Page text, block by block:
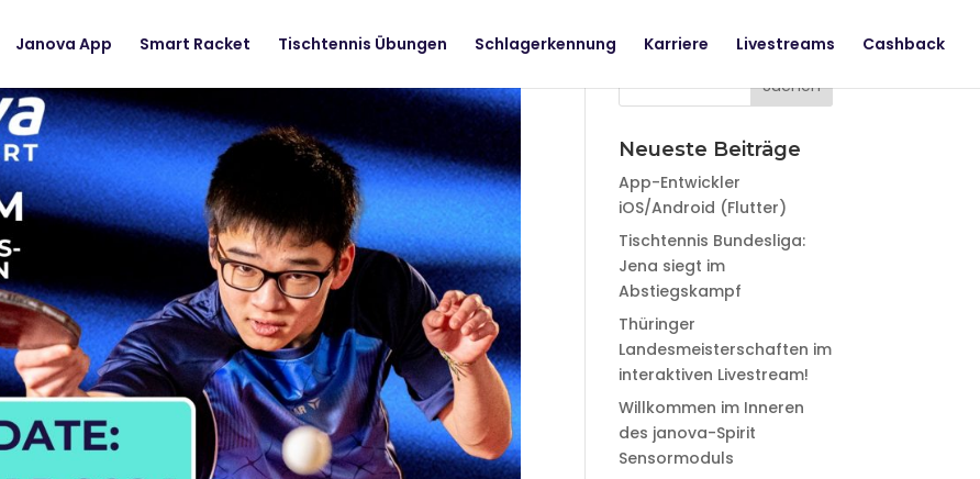
Janova App Smart Racket Tischtennis Übungen Schlagerkennung Karriere Livestreams Cashback
Neueste Beiträge
App-Entwickler
iOS/Android (Flutter)
Tischtennis Bundesliga:
Jena siegt im
Abstiegskampf
Thüringer
Landesmeisterschaften im
interaktiven Livestream!
Willkommen im Inneren
des janova-Spirit
Sensormoduls